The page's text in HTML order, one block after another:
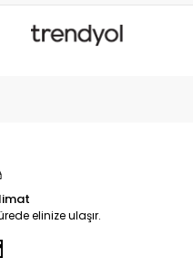
elinize ulaşır.